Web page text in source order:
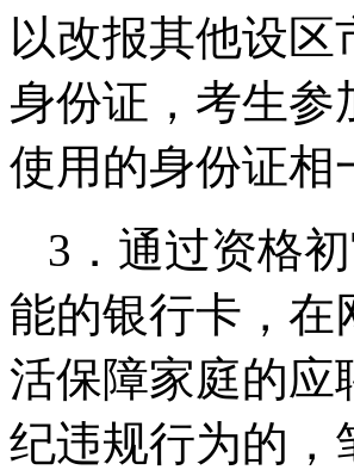
以改报其他设
身份证，考生参
使用的身份证相
3．通过资格
能的银行卡，在
活保障家庭的应
纪违规行为的，